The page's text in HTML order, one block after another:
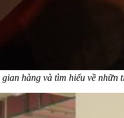
hàng và tìm hiểu về